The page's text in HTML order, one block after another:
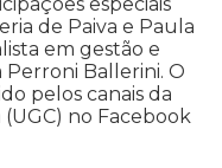
especiais
de Paiva e Paula
em gestão e
Perroni Ballerini. O
pelos canais da
no Facebook